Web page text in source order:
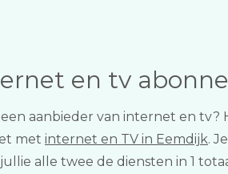
en tv
een aanbieder van internet en
met internet en TV in Eemdijk.
alle twee de diensten in 1